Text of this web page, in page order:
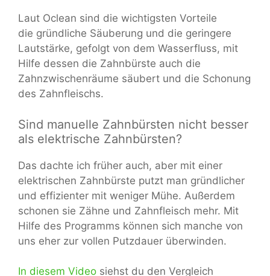
Laut Oclean sind die wichtigsten Vorteile
die gründliche Säuberung und die geringere
Lautstärke, gefolgt von dem Wasserfluss, mit
Hilfe dessen die Zahnbürste auch die
Zahnzwischenräume säubert und die Schonung
des Zahnfleischs.
Sind manuelle Zahnbürsten nicht besser
als elektrische Zahnbürsten?
Das dachte ich früher auch, aber mit einer
elektrischen Zahnbürste putzt man gründlicher
und effizienter mit weniger Mühe. Außerdem
schonen sie Zähne und Zahnfleisch mehr. Mit
Hilfe des Programms können sich manche von
uns eher zur vollen Putzdauer überwinden.
In diesem Video siehst du den Vergleich